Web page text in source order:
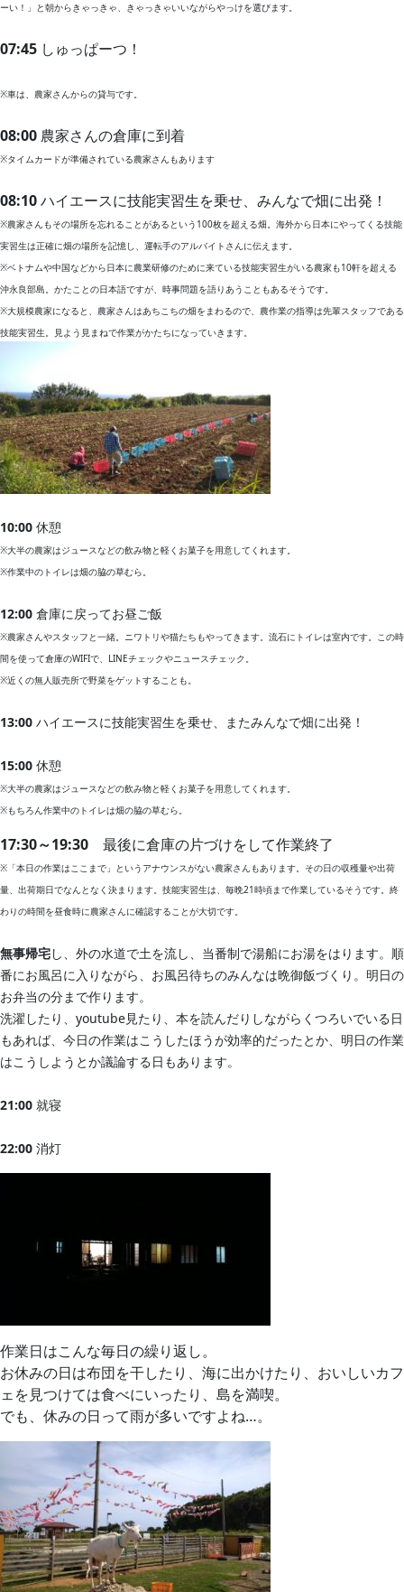
ーい！」と朝からきゃっきゃ、きゃっきゃいいながらやっけを選びます。
07:45 しゅっぱーつ！
※車は、農家さんからの貸与です。
08:00 農家さんの倉庫に到着
※タイムカードが準備されている農家さんもあります
08:10ハイエースに技能実習生を乗せ、みんなで畑に出発！
※農家さんもその場所を忘れることがあるという100枚を超える畑。海外から日本にやってくる技能
実習生は正確に畑の場所を記憶し、運転手のアルバイトさんに伝えます。
※ベトナムや中国などから日本に農業研修のために来ている技能実習生がいる農家も10軒を超える
沖永良部島。かたことの日本語ですが、 時事問題を語りあうこともあるそうです。
※大規模農家になると、農家さんはあちこちの畑をまわるので、農作業の指導は先輩スタッフである
技能実習生。見よう見まねで作業がかたちになっていきます。
10:00 休憩
※大半の農家はジュースなどの飲み物と軽くお菓子を用意してくれます。
※作業中のトイレは畑の脇の草むら。
12:00 倉庫に戻ってお昼ご飯
※農家さんやスタッフと一緒。ニワトリや猫たちもやってきます。流石にトイレは室内です。この時
間を使って倉庫のWIFIで、LINEチェックやニュースチェック。
※近くの無人販売所で野菜をゲットすることも。
13:00 ハイエースに技能実習生を乗せ、またみんなで畑に出発！
15:00 休憩
※大半の農家はジュースなどの飲み物と軽くお菓子を用意してくれます。
※もちろん作業中のトイレは畑の脇の草むら。
17:30～19:30 最後に倉庫の片づけをして作業終了
※「本日の作業はここまで」というアナウンスがない農家さんもあります。その日の収穫量や出荷
量、出荷期日でなんとなく決まります。技能実習生は、毎晩21時頃まで作業しているそうです。終
わりの時間を昼食時に農家さんに確認することが大切です。
無事帰宅し、外の水道で土を流し、当番制で湯船にお湯をはります。順
番にお風呂に入りながら、お風呂待ちのみんなは晩御飯づくり。明日の
お弁当の分まで作ります。
洗濯したり、youtube見たり、本を読んだりしながらくつろいでいる日
もあれば、今日の作業はこうしたほうが効率的だったとか、明日の作業
はこうしようとか議論する日もあります。
21:00 就寝
22:00 消灯
作業日はこんな毎日の繰り返し。
お休みの日は布団を干したり、海に出かけたり、おいしいカフ
ェを見つけては食べにいったり、島を満喫。
でも、休みの日って雨が多いですよね…。